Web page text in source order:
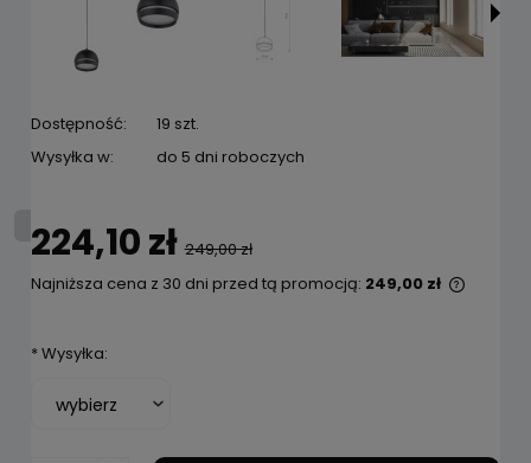
Dostępność:
19 szt.
Wysyłka w:
do 5 dni roboczych
224,10 zł 249,00 zł
Najniższa cena z 30 dni przed tą promocją: 249,00 zł
*Wysyłka: